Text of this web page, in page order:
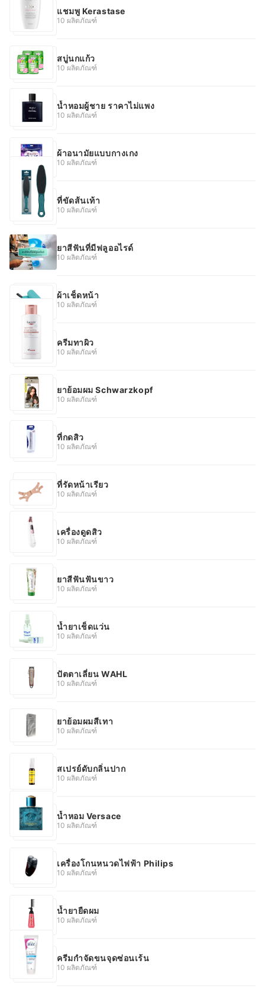
แชมพู Kerastase
10 ผลิตภัณฑ์
สบู่นกแก้ว
10 ผลิตภัณฑ์
น้ำหอมผู้ชาย ราคาไม่แพง
10 ผลิตภัณฑ์
ผ้าอนามัยแบบกางเกง
10 ผลิตภัณฑ์
ที่ขัดส้นเท้า
10 ผลิตภัณฑ์
ยาสีฟันที่มีฟลูออไรด์
10 ผลิตภัณฑ์
ผ้าเช็ดหน้า
10 ผลิตภัณฑ์
ครีมทาผิว
10 ผลิตภัณฑ์
ยาย้อมผม Schwarzkopf
10 ผลิตภัณฑ์
ที่กดสิว
10 ผลิตภัณฑ์
ที่รัดหน้าเรียว
10 ผลิตภัณฑ์
เครื่องดูดสิว
10 ผลิตภัณฑ์
ยาสีฟันฟันขาว
10 ผลิตภัณฑ์
น้ำยาเช็ดแว่น
10 ผลิตภัณฑ์
ปัตตาเลี่ยน WAHL
10 ผลิตภัณฑ์
ยาย้อมผมสีเทา
10 ผลิตภัณฑ์
สเปรย์ดับกลิ่นปาก
10 ผลิตภัณฑ์
น้ำหอม Versace
10 ผลิตภัณฑ์
เครื่องโกนหนวดไฟฟ้า Philips
10 ผลิตภัณฑ์
น้ำยายืดผม
10 ผลิตภัณฑ์
ครีมกําจัดขนจุดซ่อนเร้น
10 ผลิตภัณฑ์